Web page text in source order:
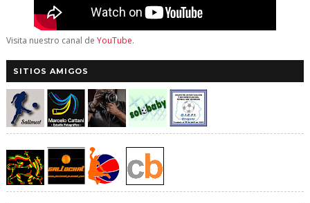
Visita nuestro canal de YouTube.
SITIOS AMIGOS